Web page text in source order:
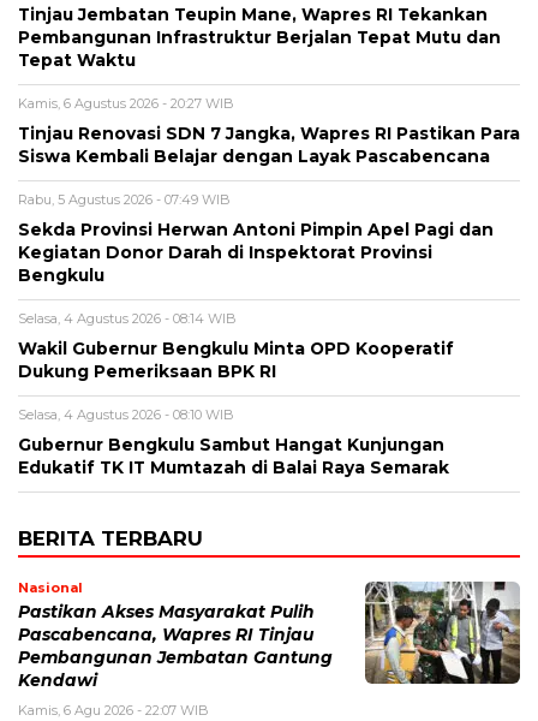
Tinjau Jembatan Teupin Mane, Wapres RI Tekankan
Pembangunan Infrastruktur Berjalan Tepat Mutu dan
Tepat Waktu
Kamis, 6 Agustus 2026 - 20:27 WIB
Tinjau Renovasi SDN 7 Jangka, Wapres RI Pastikan Para
Siswa Kembali Belajar dengan Layak Pascabencana
Rabu, 5 Agustus 2026 - 07:49 WIB
Sekda Provinsi Herwan Antoni Pimpin Apel Pagi dan
Kegiatan Donor Darah di Inspektorat Provinsi
Bengkulu
Selasa, 4 Agustus 2026 - 08:14 WIB
Wakil Gubernur Bengkulu Minta OPD Kooperatif
Dukung Pemeriksaan BPK RI
Selasa, 4 Agustus 2026 - 08:10 WIB
Gubernur Bengkulu Sambut Hangat Kunjungan
Edukatif TK IT Mumtazah di Balai Raya Semarak
BERITA TERBARU
Nasional
Pastikan Akses Masyarakat Pulih
Pascabencana, Wapres RI Tinjau
Pembangunan Jembatan Gantung
Kendawi
Kamis, 6 Agu 2026 - 22:07 WIB